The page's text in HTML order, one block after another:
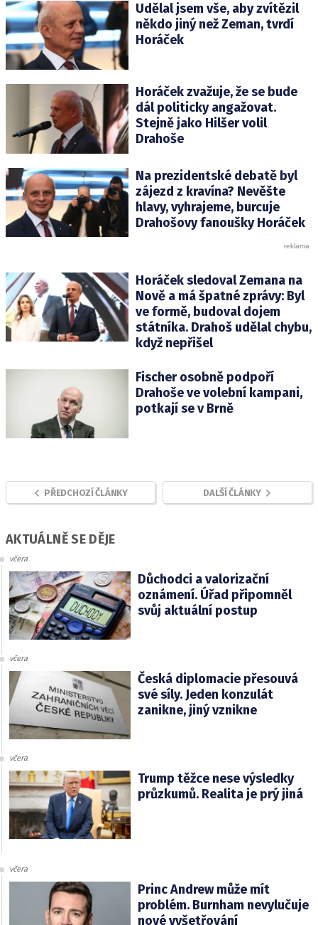
Udělal jsem vše, aby zvítězil
někdo jiný než Zeman, tvrdí
Horáček
Horáček zvažuje, že se bude
dál politicky angažovat.
Stejně jako Hilšer volil
Drahoše
Na prezidentské debatě byl
zájezd z kravína? Nevěšte
hlavy, vyhrajeme, burcuje
Drahošovy fanoušky Horáček
Horáček sledoval Zemana na
Nově a má špatné zprávy: Byl
ve formě, budoval dojem
státníka. Drahoš udělal chybu,
když nepřišel
Fischer osobně podpoří
Drahoše ve volební kampani,
potkají se v Brně
PŘEDCHOZÍ ČLÁNKY DALŠÍ ČLÁNKY
AKTUÁLNĚ SE DĚJE
včera
Důchodci a valorizační
oznámení. Úřad připomněl
svůj aktuální postup
včera
Česká diplomacie přesouvá
své síly. Jeden konzulát
zanikne, jiný vznikne
včera
Trump těžce nese výsledky
průzkumů. Realita je prý jiná
včera
Princ Andrew může mít
problém. Burnham nevylučuje
nové vyšetřování